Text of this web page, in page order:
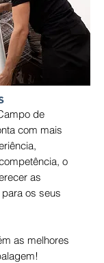
de
com mais
o
as
os seus
as melhores